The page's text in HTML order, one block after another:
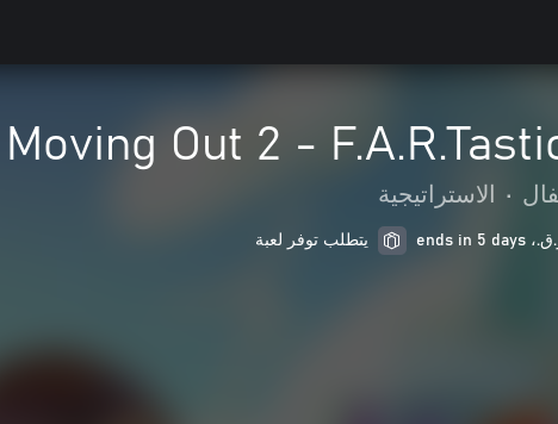
Moving Out 2 -
• الاستراتيجية
يتطلب توفر لعبة